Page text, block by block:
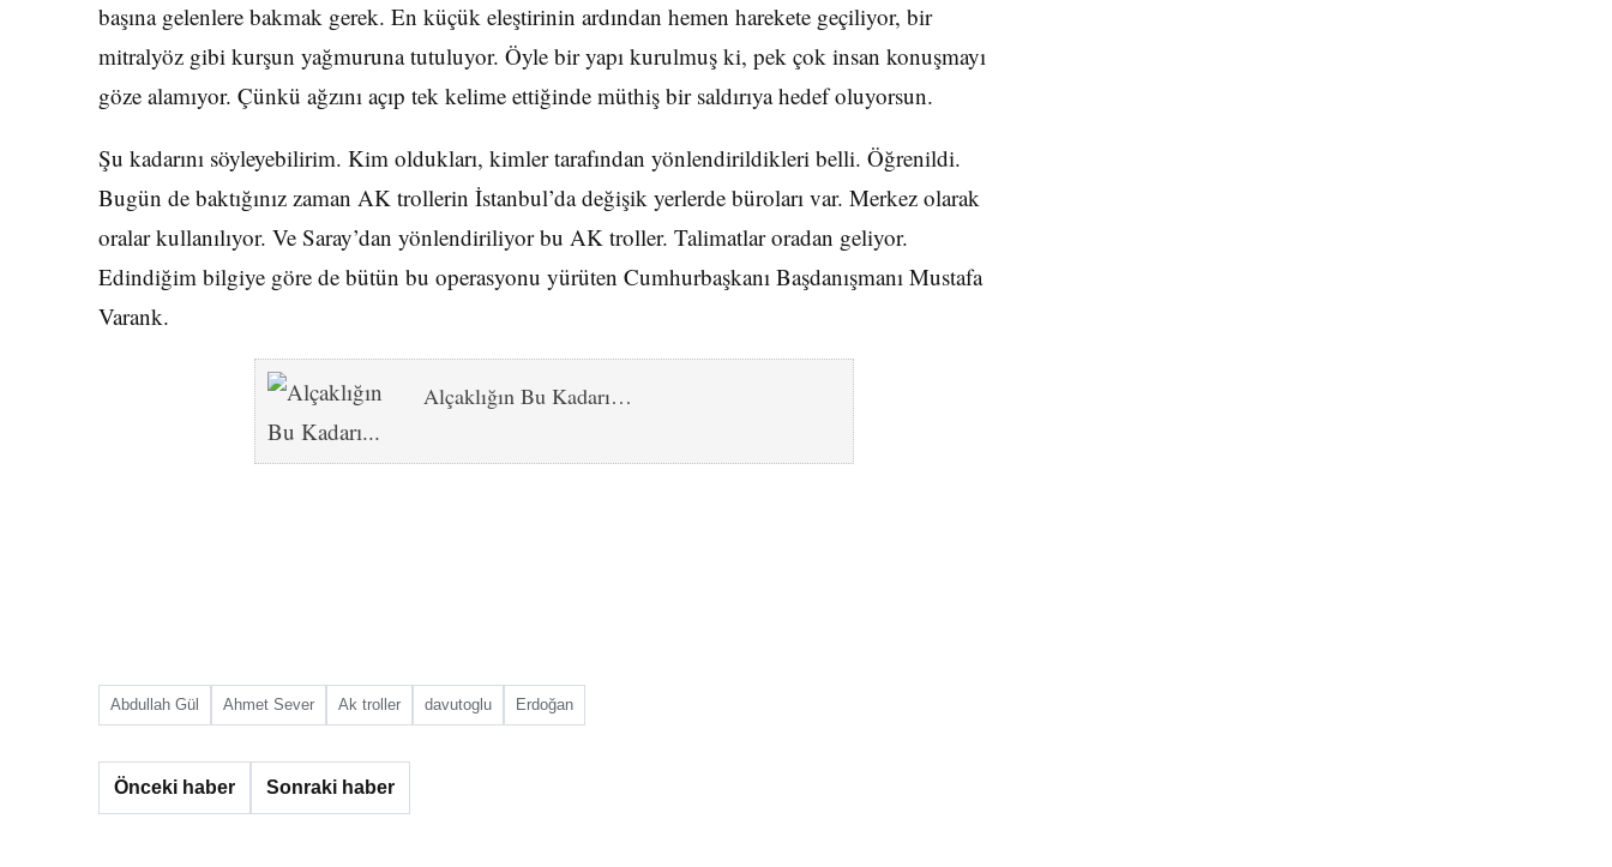
başına gelenlere bakmak gerek. En küçük eleştirinin ardından hemen harekete geçiliyor, bir
mitralyöz gibi kurşun yağmuruna tutuluyor. Öyle bir yapı kurulmuş ki, pek çok insan konuşmayı
göze alamıyor. Çünkü ağzını açıp tek kelime ettiğinde müthiş bir saldırıya hedef oluyorsun.
Şu kadarını söyleyebilirim. Kim oldukları, kimler tarafından yönlendirildikleri belli. Öğrenildi.
Bugün de baktığınız zaman AK trollerin İstanbul’da değişik yerlerde büroları var. Merkez olarak
oralar kullanılıyor. Ve Saray’dan yönlendiriliyor bu AK troller. Talimatlar oradan geliyor.
Edindiğim bilgiye göre de bütün bu operasyonu yürüten Cumhurbaşkanı Başdanışmanı Mustafa
Varank.
Alçaklığın Bu Kadarı…
Abdullah Gül Ahmet Sever Ak troller davutoglu Erdoğan
Önceki haber Sonraki haber